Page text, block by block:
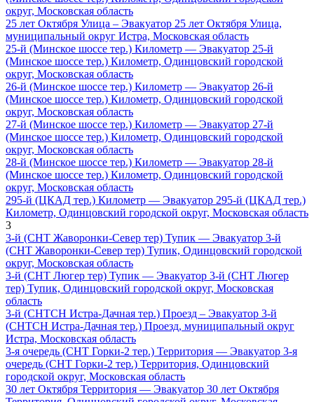
округ, Московская область
25 лет Октября Улица – Эвакуатор 25 лет Октября Улица,
муниципальный округ Истра, Московская область
25-й (Минское шоссе тер.) Километр — Эвакуатор 25-й
(Минское шоссе тер.) Километр, Одинцовский городской
округ, Московская область
26-й (Минское шоссе тер.) Километр — Эвакуатор 26-й
(Минское шоссе тер.) Километр, Одинцовский городской
округ, Московская область
27-й (Минское шоссе тер.) Километр — Эвакуатор 27-й
(Минское шоссе тер.) Километр, Одинцовский городской
округ, Московская область
28-й (Минское шоссе тер.) Километр — Эвакуатор 28-й
(Минское шоссе тер.) Километр, Одинцовский городской
округ, Московская область
295-й (ЦКАД тер.) Километр — Эвакуатор 295-й (ЦКАД тер.)
Километр, Одинцовский городской округ, Московская область
3
3-й (СНТ Жаворонки-Север тер) Тупик — Эвакуатор 3-й
(СНТ Жаворонки-Север тер) Тупик, Одинцовский городской
округ, Московская область
3-й (СНТ Люгер тер) Тупик — Эвакуатор 3-й (СНТ Люгер
тер) Тупик, Одинцовский городской округ, Московская
область
3-й (СНТСН Истра-Дачная тер.) Проезд – Эвакуатор 3-й
(СНТСН Истра-Дачная тер.) Проезд, муниципальный округ
Истра, Московская область
3-я очередь (СНТ Горки-2 тер.) Территория — Эвакуатор 3-я
очередь (СНТ Горки-2 тер.) Территория, Одинцовский
городской округ, Московская область
30 лет Октября Территория — Эвакуатор 30 лет Октября